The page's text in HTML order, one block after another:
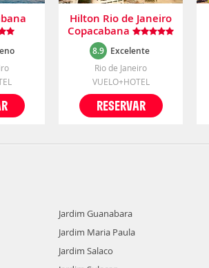
Hilton Rio de Janeiro
Copacabana
8.9 Excelente
Rio de Janeiro
VUELO+HOTEL
RESERVAR
Jardim Guanabara
Jardim Maria Paula
Jardim Salaco